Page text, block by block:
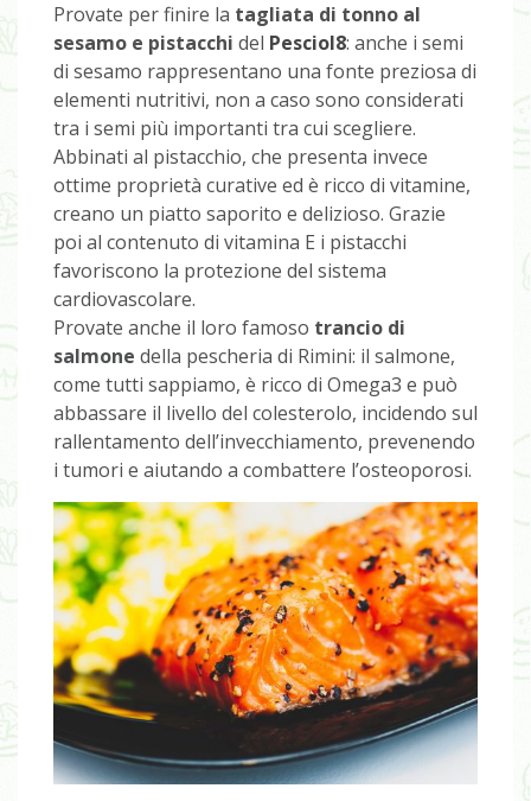
Provate per finire la tagliata di tonno al
sesamo e pistacchi del Pesciol8: anche i semi
di sesamo rappresentano una fonte preziosa di
elementi nutritivi, non a caso sono considerati
tra i semi più importanti tra cui scegliere.
Abbinati al pistacchio, che presenta invece
ottime proprietà curative ed è ricco di vitamine,
creano un piatto saporito e delizioso. Grazie
poi al contenuto di vitamina E i pistacchi
favoriscono la protezione del sistema
cardiovascolare.
Provate anche il loro famoso trancio di
salmone della pescheria di Rimini: il salmone,
come tutti sappiamo, è ricco di Omega3 e può
abbassare il livello del colesterolo, incidendo sul
rallentamento dell’invecchiamento, prevenendo
i tumori e aiutando a combattere l’osteoporosi.